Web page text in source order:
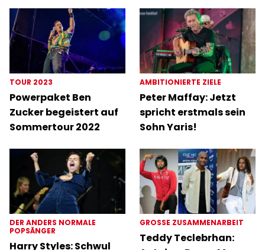
TOUR 2023
Powerpaket Ben
Zucker begeistert auf
Sommertour 2022
AMBITIONIERTE ZIELE
Peter Maffay: Jetzt
spricht erstmals sein
Sohn Yaris!
DER ANDERS NORMALE
POPSÄNGER
Harry Styles: Schwul
GROSSE ZUSAMMENARBEIT
Teddy Teclebrhan: